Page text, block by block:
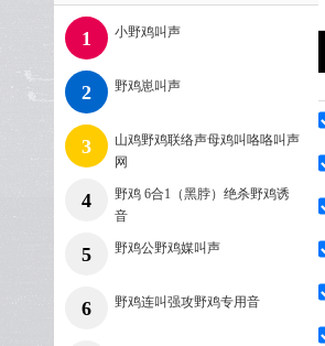
1 小野鸡叫声
2 野鸡崽叫声
3
山鸡野鸡联络声母鸡叫咯咯叫声
网
4
野鸡 6合1（黑脖）绝杀野鸡诱
音
5 野鸡公野鸡媒叫声
6 野鸡连叫强攻野鸡专用音